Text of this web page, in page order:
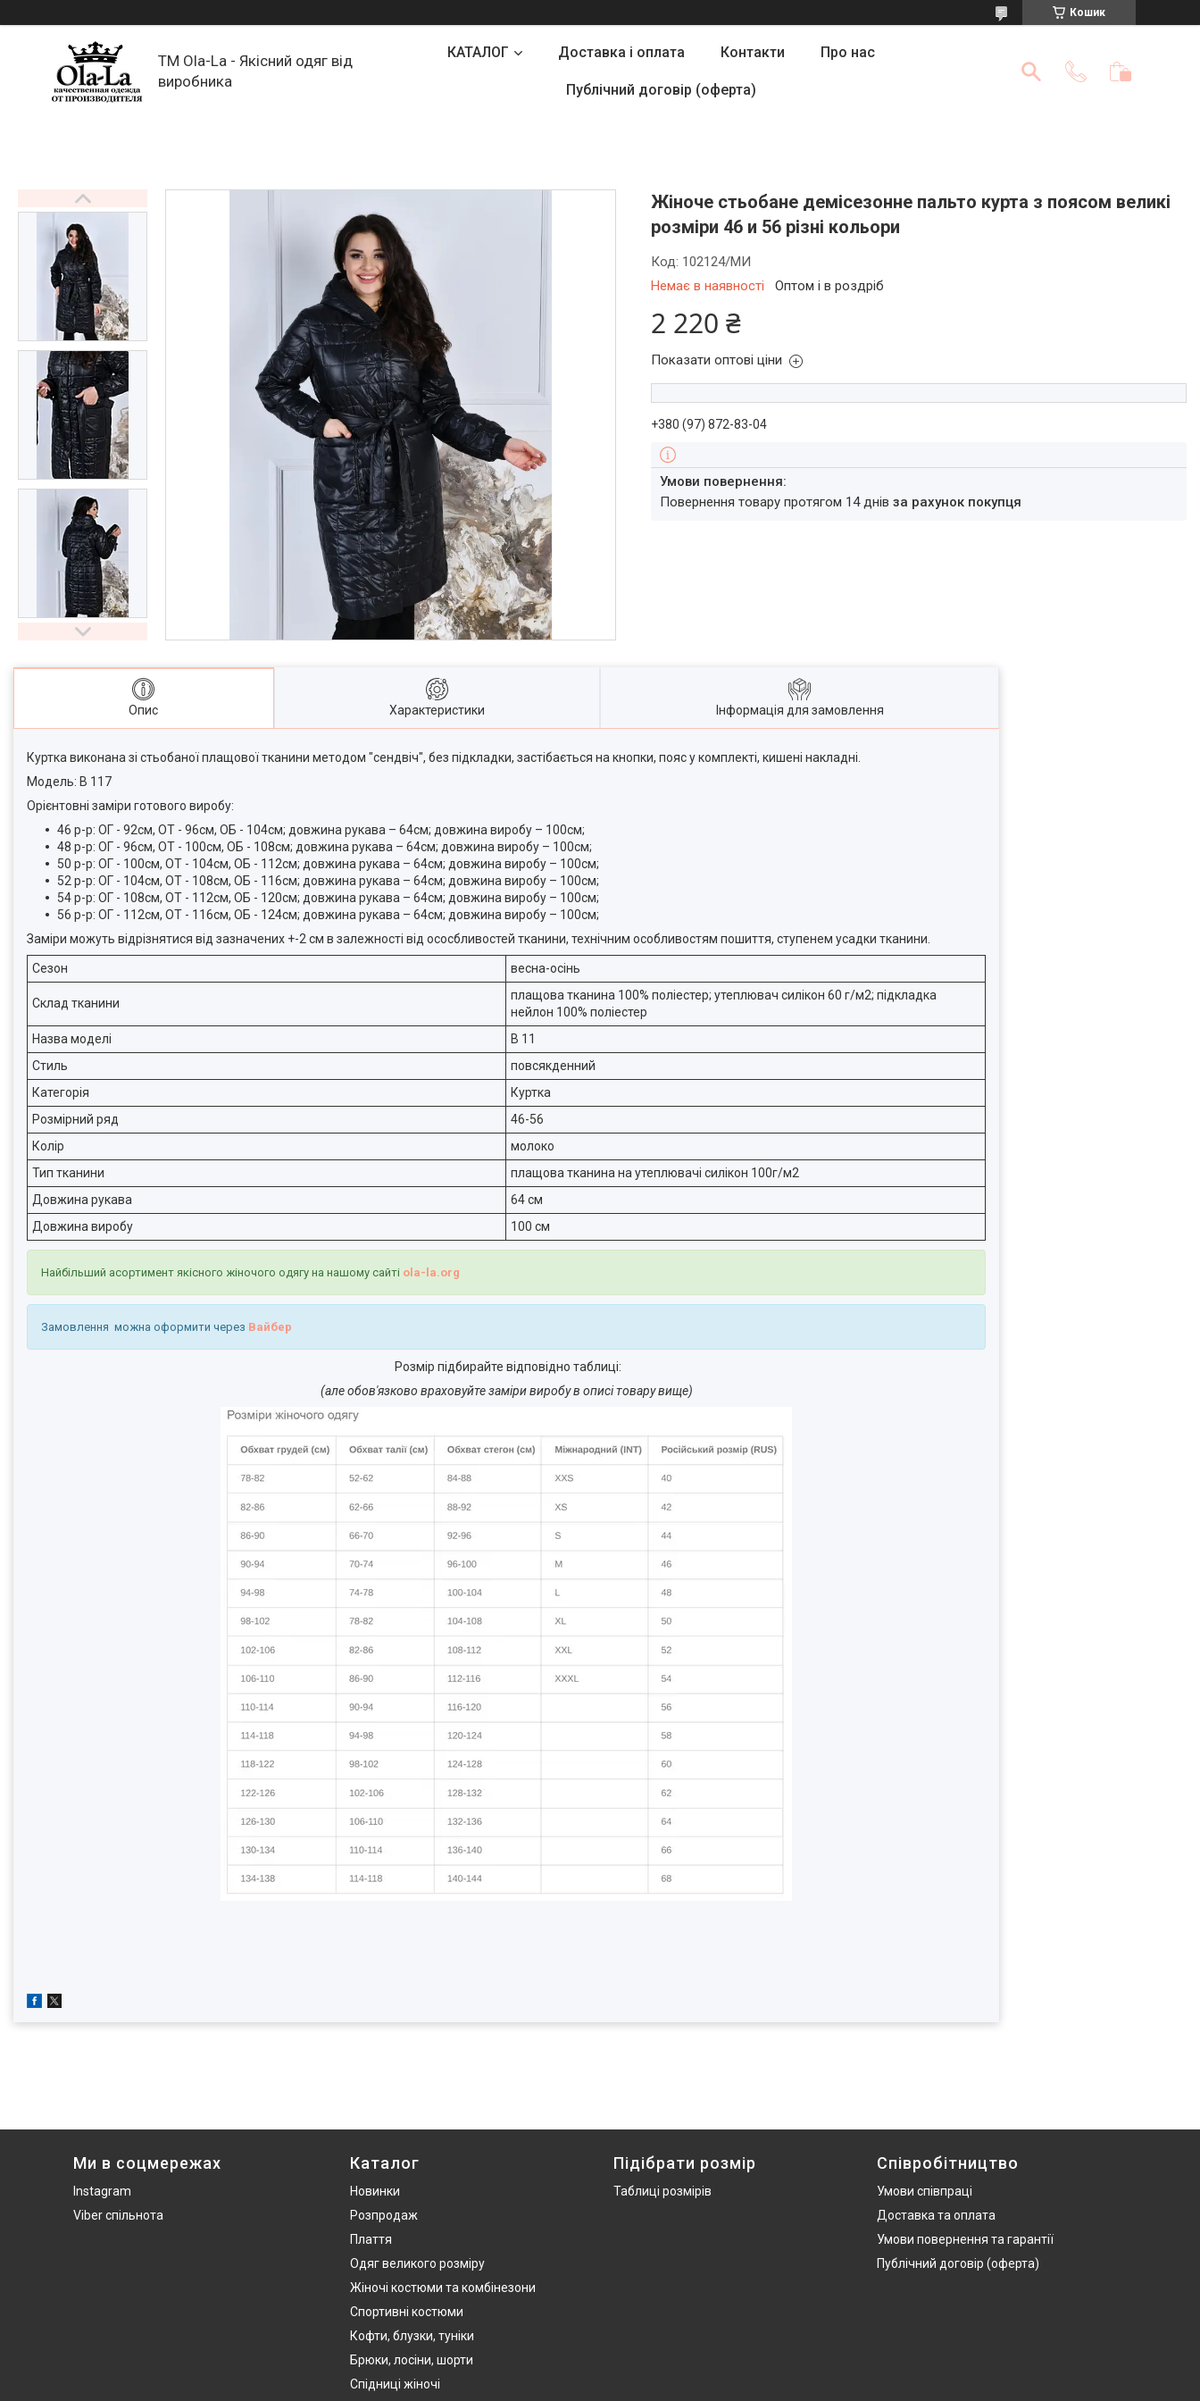
Кошик
TM Ola-La - Якісний одяг від
виробника
КАТАЛОГ Доставка і оплата Контакти Про нас
Публічний договір (оферта)
Жіноче стьобане демісезонне пальто курта з поясом великі
розміри 46 и 56 різні кольори
Немає в наявності Оптом і в роздріб
Код: 102124/МИ
2 220 ₴
Показати оптові ціни
+380 (97) 872-83-04
повернення товару протягом 14 днівза рахунок покупця
Опис Характеристики Інформація для замовлення
Куртка виконана зі стьобаної плащової тканини методом "сендвіч", без підкладки, застібається на кнопки, пояс у комплекті, кишені накладні.
Модель: В 117
Орієнтовні заміри готового виробу:
46 р-р: ОГ - 92см, ОТ - 96см, ОБ - 104см; довжина рукава – 64см; довжина виробу – 100см;
48 р-р: ОГ - 96см, ОТ - 100см, ОБ - 108см; довжина рукава – 64см; довжина виробу – 100см;
50 р-р: ОГ - 100см, ОТ - 104см, ОБ - 112см; довжина рукава – 64см; довжина виробу – 100см;
52 р-р: ОГ - 104см, ОТ - 108см, ОБ - 116см; довжина рукава – 64см; довжина виробу – 100см;
54 р-р: ОГ - 108см, ОТ - 112см, ОБ - 120см; довжина рукава – 64см; довжина виробу – 100см;
56 р-р: ОГ - 112см, ОТ - 116см, ОБ - 124см; довжина рукава – 64см; довжина виробу – 100см;
Заміри можуть відрізнятися від зазначених +-2 см в залежності від ососбливостей тканини, технічним особливостям пошиття, ступенем усадки тканини.
Сезон весна-осінь
Склад тканини
плащова тканина 100% поліестер; утеплювач силікон 60 г/м2; підкладка
нейлон 100% поліестер
Назва моделі
В 11
Стиль
повсякденний
Категорія
Куртка
Розмірний ряд
46-56
Колір
молоко
Тип тканини
плащова тканина на утеплювачі силікон 100г/м2
Довжина рукава
64 см
Довжина виробу
100 см
Найбільший асортимент якісного жіночого одягу на нашому сайті ola-la.org
Замовлення можна оформити через Вайбер
Розмір підбирайте відповідно таблиці:
(але обов'язково враховуйте заміри виробу в описі товару вище)
Ми в соцмережах
Instagram
Viber спільнота
Каталог
Новинки
Розпродаж
Плаття
Одяг великого розміру
Жіночі костюми та комбінезони
Спортивні костюми
Кофти, блузки, туніки
Брюки, лосіни, шорти
Спідниці жіночі
Підібрати розмір
Таблиці розмірів
Співробітництво
Умови співпраці
Доставка та оплата
Умови повернення та гарантії
Публічний договір (оферта)